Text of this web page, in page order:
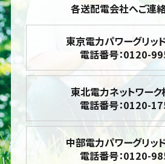
各送配電会社へご連
東京電力パワーグリッ
電話番号：0120-
東北電力ネットワー
電話番号：0120-
中部電力パワーグリッ
電話番号：0120-